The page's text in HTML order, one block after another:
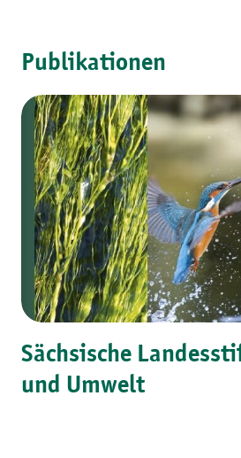
Publikationen
Sächsische
und Umwelt